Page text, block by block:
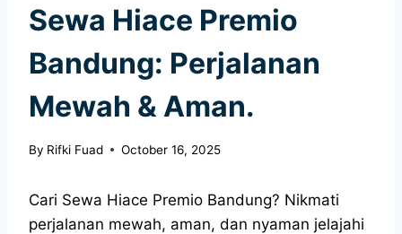
Sewa Hiace Premio
Bandung: Perjalanan
Mewah & Aman.
By Rifki Fuad October 16, 2025
Cari Sewa Hiace Premio Bandung? Nikmati
perjalanan mewah, aman, dan nyaman jelajahi